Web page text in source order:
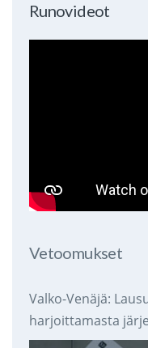
Runovideot
Vetoomukset
Valko-Venäjä:
harjoittamasta
takavarikoinnista ja